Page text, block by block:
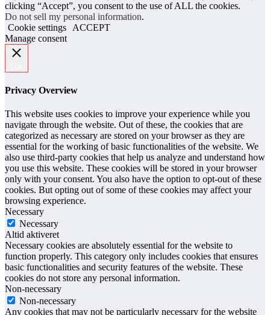
clicking “Accept”, you consent to the use of ALL the cookies.
Do not sell my personal information.
Cookie settings
ACCEPT
Manage consent
Privacy Overview
This website uses cookies to improve your experience while you
navigate through the website. Out of these, the cookies that are
categorized as necessary are stored on your browser as they are
essential for the working of basic functionalities of the website. We
also use third-party cookies that help us analyze and understand how
you use this website. These cookies will be stored in your browser
only with your consent. You also have the option to opt-out of these
cookies. But opting out of some of these cookies may affect your
browsing experience.
Necessary
Necessary
Altid aktiveret
Necessary cookies are absolutely essential for the website to
function properly. This category only includes cookies that ensures
basic functionalities and security features of the website. These
cookies do not store any personal information.
Non-necessary
Non-necessary
Any cookies that may not be particularly necessary for the website